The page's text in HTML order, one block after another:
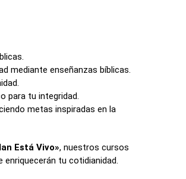
mediante enseñanzas bíblicas.
para tu integridad.
metas inspiradas en la
Está Vivo», nuestros cursos
tu cotidianidad.